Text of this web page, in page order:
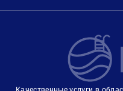
Качественные услуги в